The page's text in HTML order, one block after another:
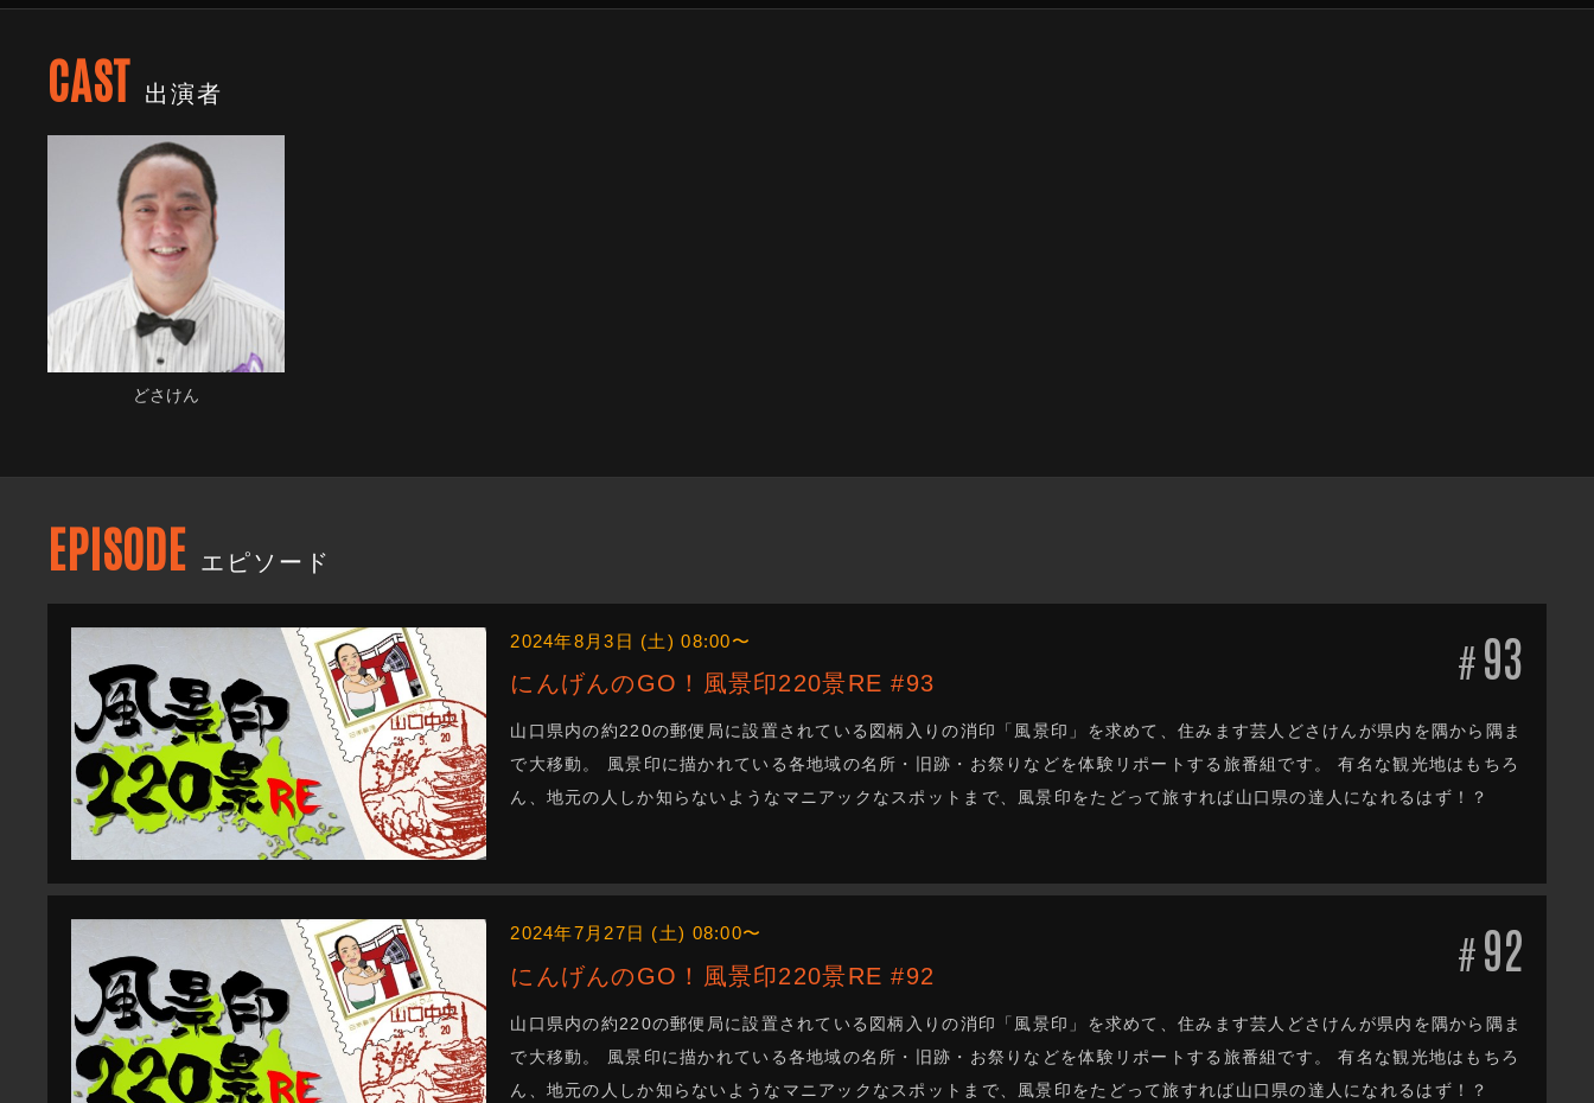
CAST 出演者
どさけん
EPISODE エピソード
#93
2024年8月3日 (土) 08:00〜
にんげんのGO！風景印220景RE #93
山口県内の約220の郵便局に設置されている図柄入りの消印「風景印」を求めて、住みます芸人どさけんが県内を隅から隅ま
で大移動。 風景印に描かれている各地域の名所・旧跡・お祭りなどを体験リポートする旅番組です。 有名な観光地はもちろ
ん、地元の人しか知らないようなマニアックなスポットまで、風景印をたどって旅すれば山口県の達人になれるはず！？
#92
2024年7月27日 (土) 08:00〜
にんげんのGO！風景印220景RE #92
山口県内の約220の郵便局に設置されている図柄入りの消印「風景印」を求めて、住みます芸人どさけんが県内を隅から隅ま
で大移動。 風景印に描かれている各地域の名所・旧跡・お祭りなどを体験リポートする旅番組です。 有名な観光地はもちろ
ん、地元の人しか知らないようなマニアックなスポットまで、風景印をたどって旅すれば山口県の達人になれるはず！？